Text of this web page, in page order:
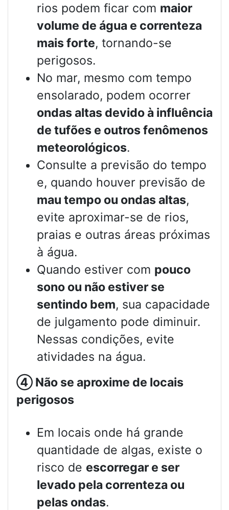
rios podem ficar com maior
volume de água e correnteza
mais forte, tornando-se
perigosos.
No mar, mesmo com tempo
ensolarado, podem ocorrer
ondas altas devido à influência
de tufões e outros fenômenos
meteorológicos.
Consulte a previsão do tempo
e, quando houver previsão de
mau tempo ou ondas altas,
evite aproximar-se de rios,
praias e outras áreas próximas
à água.
Quando estiver com pouco
sono ou não estiver se
sentindo bem, sua capacidade
de julgamento pode diminuir.
Nessas condições, evite
atividades na água.
④ Não se aproxime de locais
perigosos
Em locais onde há grande
quantidade de algas, existe o
risco de escorregar e ser
levado pela correnteza ou
pelas ondas.